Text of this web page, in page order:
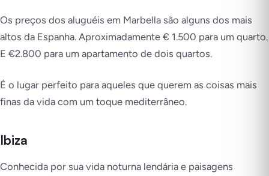
Os preços dos aluguéis em Marbella são alguns dos mais
altos da Espanha. Aproximadamente € 1.500 para um quarto.
E €2.800 para um apartamento de dois quartos.
É o lugar perfeito para aqueles que querem as coisas mais
finas da vida com um toque mediterrâneo.
Ibiza
Conhecida por sua vida noturna lendária e paisagens